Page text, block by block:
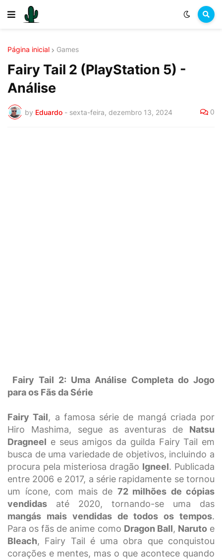
Página inicial Games
Fairy Tail 2 (PlayStation 5) -
Análise
by Eduardo - sexta-feira, dezembro 13, 2024 0
Fairy Tail 2: Uma Análise Completa do Jogo
para os Fãs da Série
Fairy Tail, a famosa série de mangá criada por
Hiro Mashima, segue as aventuras de Natsu
Dragneel e seus amigos da guilda Fairy Tail em
busca de uma variedade de objetivos, incluindo a
procura pela misteriosa dragão Igneel. Publicada
entre 2006 e 2017, a série rapidamente se tornou
um ícone, com mais de 72 milhões de cópias
vendidas até 2020, tornando-se uma das
mangás mais vendidas de todos os tempos.
Para os fãs de anime como Dragon Ball, Narutoe
Bleach, Fairy Tail é uma obra que conquistou
corações e mentes, mas o que acontece quando